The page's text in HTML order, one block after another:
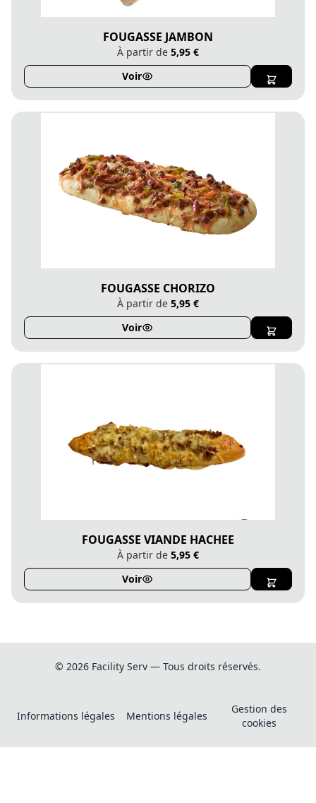
FOUGASSE JAMBON
À partir de 5,95 €
Voir
FOUGASSE CHORIZO
À partir de 5,95 €
Voir
FOUGASSE VIANDE HACHEE
À partir de 5,95 €
Voir
© 2026 Facility Serv — Tous droits réservés.
Informations légales Mentions légales
Gestion des
cookies